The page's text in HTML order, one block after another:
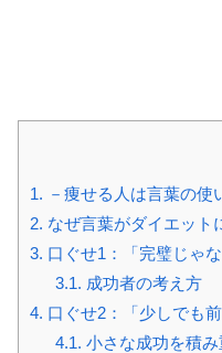
1. －痩せる人は言葉の使
2. なぜ言葉がダイエット
3. 口ぐせ1：「完璧じゃな
3.1. 成功者の考え方
4. 口ぐせ2：「少しでも前
4.1. 小さな成功を積み